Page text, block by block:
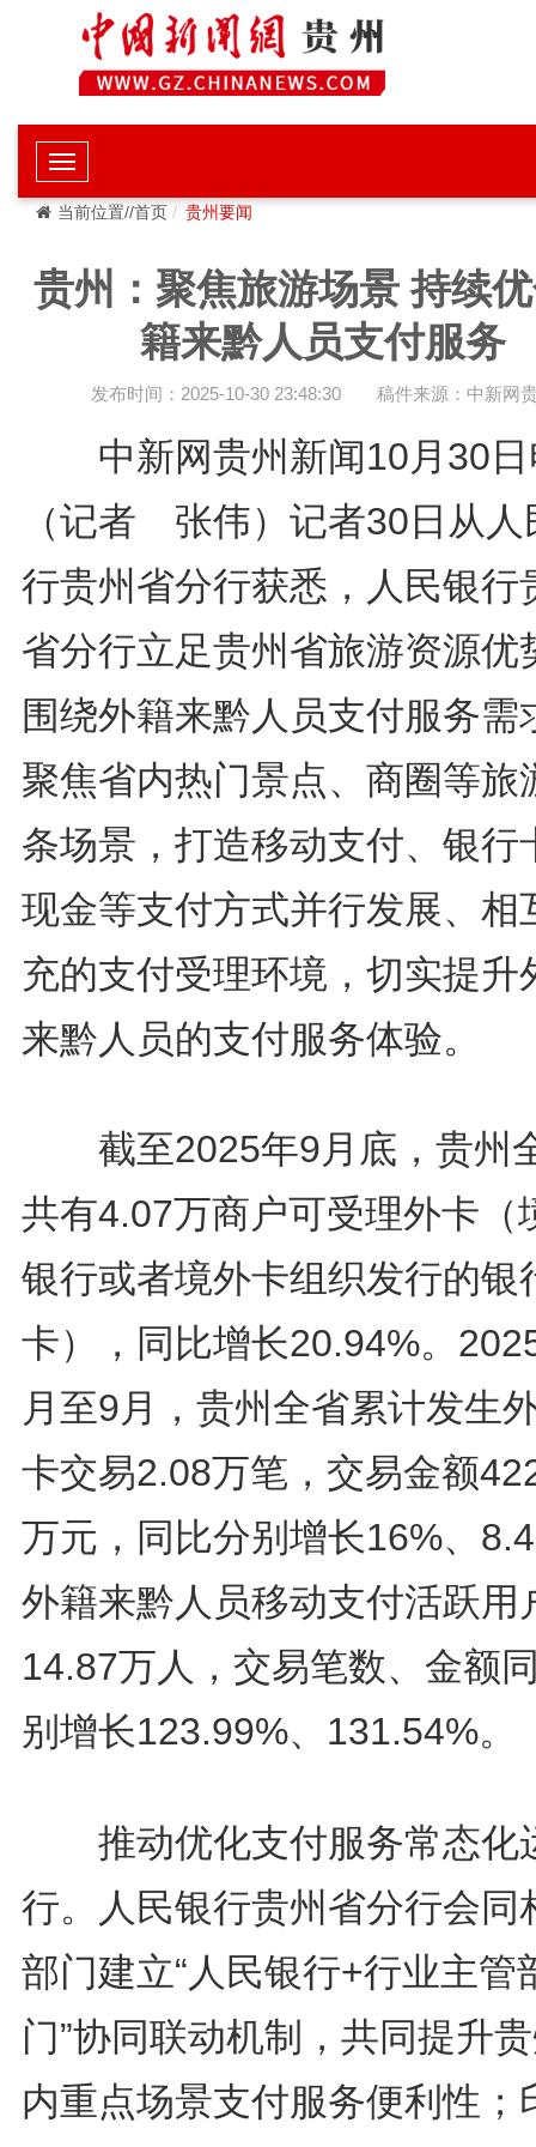
当前位置//首页 贵州要闻
贵州：聚焦旅游场景 持续
籍来黔人员支付服务
发布时间：2025-10-30 23:48:30 稿件来源：中新网
中新网贵州新闻10月30
（记者 张伟）记者30日从人
行贵州省分行获悉，人民银行
省分行立足贵州省旅游资源优
围绕外籍来黔人员支付服务需
聚焦省内热门景点、商圈等旅
条场景，打造移动支付、银行
现金等支付方式并行发展、相
充的支付受理环境，切实提升
来黔人员的支付服务体验。
截至2025年9月底，贵州
共有4.07万商户可受理外卡（
银行或者境外卡组织发行的银
卡），同比增长20.94%。
月至9月，贵州全省累计发生
卡交易2.08万笔，交易金额
万元，同比分别增长16%、
外籍来黔人员移动支付活跃用
14.87万人，交易笔数、金额
别增长123.99%、131.54%。
推动优化支付服务常态化
行。人民银行贵州省分行会同
部门建立“人民银行+行业主管
门”协同联动机制，共同提升
内重点场景支付服务便利性；